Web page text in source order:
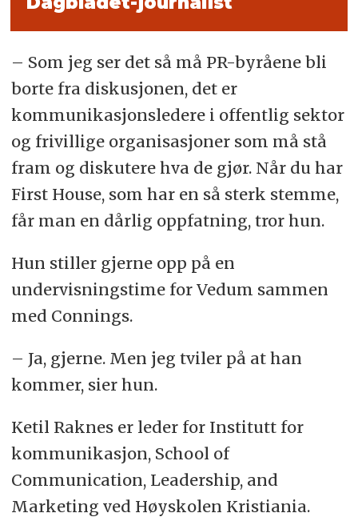
– Som jeg ser det så må PR-byråene bli
borte fra diskusjonen, det er
kommunikasjonsledere i offentlig sektor
og frivillige organisasjoner som må stå
fram og diskutere hva de gjør. Når du har
First House, som har en så sterk stemme,
får man en dårlig oppfatning, tror hun.
Hun stiller gjerne opp på en
undervisningstime for Vedum sammen
med Connings.
– Ja, gjerne. Men jeg tviler på at han
kommer, sier hun.
Ketil Raknes er leder for Institutt for
kommunikasjon, School of
Communication, Leadership, and
Marketing ved Høyskolen Kristiania.